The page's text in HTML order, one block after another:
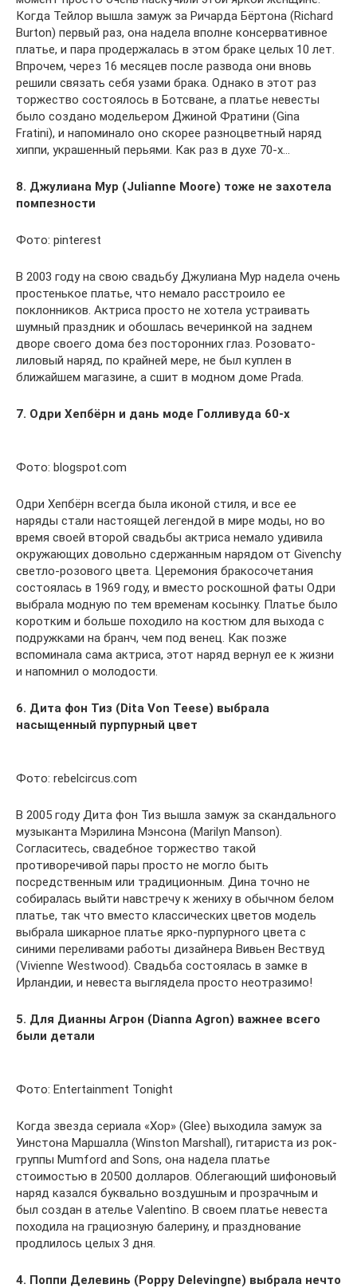
Когда Тейлор вышла замуж за Ричарда Бёртона (Richard
Burton) первый раз, она надела вполне консервативное
платье, и пара продержалась в этом браке целых 10 лет.
Впрочем, через 16 месяцев после развода они вновь
решили связать себя узами брака. Однако в этот раз
торжество состоялось в Ботсване, а платье невесты
было создано модельером Джиной Фратини (Gina
Fratini), и напоминало оно скорее разноцветный наряд
хиппи, украшенный перьями. Как раз в духе 70-х…
8. Джулиана Мур (Julianne Moore) тоже не захотела
помпезности
Фото: pinterest
В 2003 году на свою свадьбу Джулиана Мур надела очень
простенькое платье, что немало расстроило ее
поклонников. Актриса просто не хотела устраивать
шумный праздник и обошлась вечеринкой на заднем
дворе своего дома без посторонних глаз. Розовато-
лиловый наряд, по крайней мере, не был куплен в
ближайшем магазине, а сшит в модном доме Prada.
7. Одри Хепбёрн и дань моде Голливуда 60-х
Фото: blogspot.com
Одри Хепбёрн всегда была иконой стиля, и все ее
наряды стали настоящей легендой в мире моды, но во
время своей второй свадьбы актриса немало удивила
окружающих довольно сдержанным нарядом от Givenchy
светло-розового цвета. Церемония бракосочетания
состоялась в 1969 году, и вместо роскошной фаты Одри
выбрала модную по тем временам косынку. Платье было
коротким и больше походило на костюм для выхода с
подружками на бранч, чем под венец. Как позже
вспоминала сама актриса, этот наряд вернул ее к жизни
и напомнил о молодости.
6. Дита фон Тиз (Dita Von Teese) выбрала
насыщенный пурпурный цвет
Фото: rebelcircus.com
В 2005 году Дита фон Тиз вышла замуж за скандального
музыканта Мэрилина Мэнсона (Marilyn Manson).
Согласитесь, свадебное торжество такой
противоречивой пары просто не могло быть
посредственным или традиционным. Дина точно не
собиралась выйти навстречу к жениху в обычном белом
платье, так что вместо классических цветов модель
выбрала шикарное платье ярко-пурпурного цвета с
синими переливами работы дизайнера Вивьен Вествуд
(Vivienne Westwood). Свадьба состоялась в замке в
Ирландии, и невеста выглядела просто неотразимо!
5. Для Дианны Агрон (Dianna Agron) важнее всего
были детали
Фото: Entertainment Tonight
Когда звезда сериала «Хор» (Glee) выходила замуж за
Уинстона Маршалла (Winston Marshall), гитариста из рок-
группы Mumford and Sons, она надела платье
стоимостью в 20500 долларов. Облегающий шифоновый
наряд казался буквально воздушным и прозрачным и
был создан в ателье Valentino. В своем платье невеста
походила на грациозную балерину, и празднование
продлилось целых 3 дня.
4. Поппи Делевинь (Poppy Delevingne) выбрала нечто